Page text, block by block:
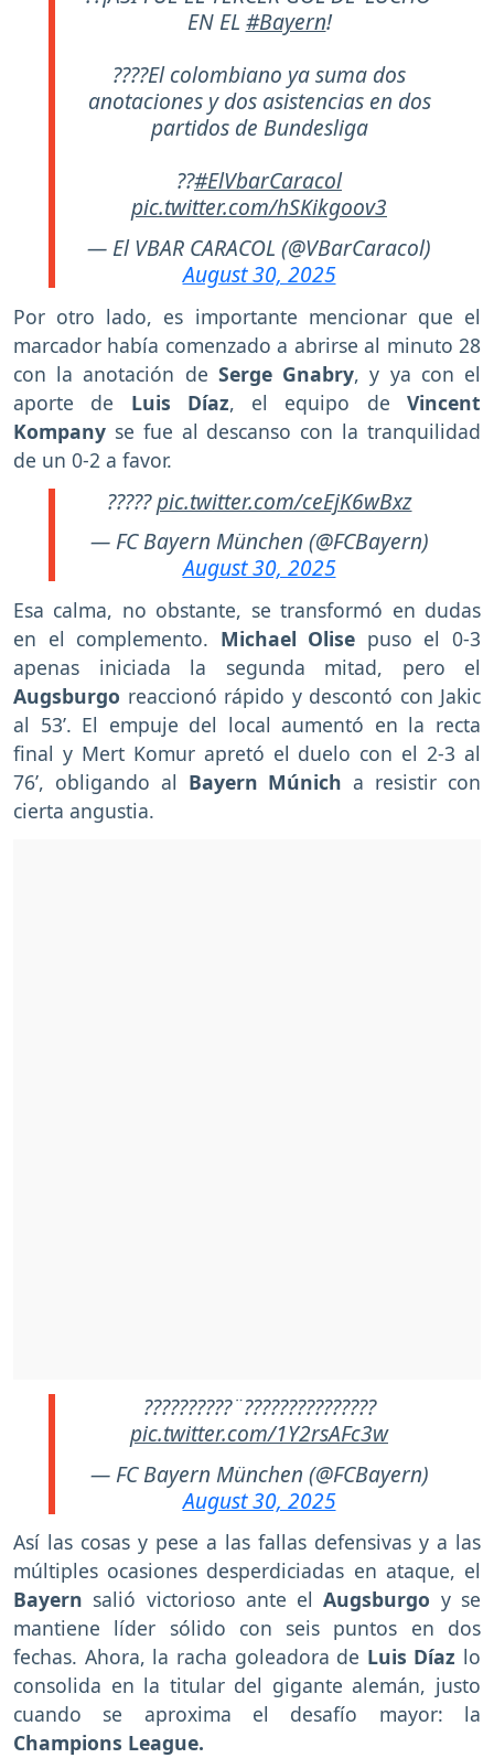
EN EL #Bayern!
????El colombiano ya suma dos
anotaciones y dos asistencias en dos
partidos de Bundesliga
??#ElVbarCaracol
pic.twitter.com/hSKikgoov3
— El VBAR CARACOL (@VBarCaracol)
August 30, 2025
Por otro lado, es importante mencionar que el
marcador había comenzado a abrirse al minuto 28
con la anotación de Serge Gnabry, y ya con el
aporte de Luis Díaz, el equipo deVincent
Kompany se fue al descanso con la tranquilidad
de un 0-2 a favor.
?????pic.twitter.com/ceEjK6wBxz
— FC Bayern München (@FCBayern)
August 30, 2025
Esa calma, no obstante, se transformó en dudas
en el complemento. Michael Olise puso el 0-3
apenas iniciada la segunda mitad, pero el
Augsburgo reaccionó rápido y descontó con Jakic
al 53’. El empuje del local aumentó en la recta
final y Mert Komur apretó el duelo con el 2-3 al
76’, obligando al Bayern Múnich a resistir con
cierta angustia.
??????????¨???????????????
pic.twitter.com/1Y2rsAFc3w
— FC Bayern München (@FCBayern)
August 30, 2025
Así las cosas y pese a las fallas defensivas y a las
múltiples ocasiones desperdiciadas en ataque, el
Bayern salió victorioso ante el Augsburgo y se
mantiene líder sólido con seis puntos en dos
fechas. Ahora, la racha goleadora de Luis Díaz lo
consolida en la titular del gigante alemán, justo
cuando se aproxima el desafío mayor: la
Champions League.